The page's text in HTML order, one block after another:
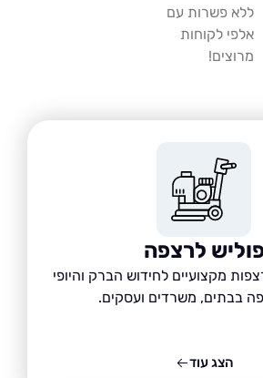
עם
לרצפה
לחידוש הברק והיופי
משרדים ועסקים.